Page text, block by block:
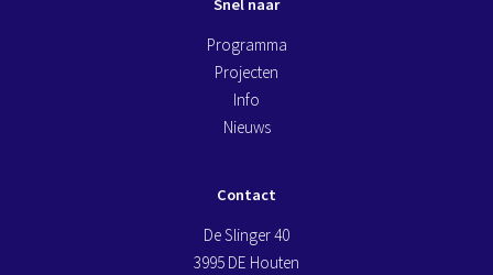
Snel naar
Programma
Projecten
Info
Nieuws
Contact
De Slinger 40
3995 DE Houten